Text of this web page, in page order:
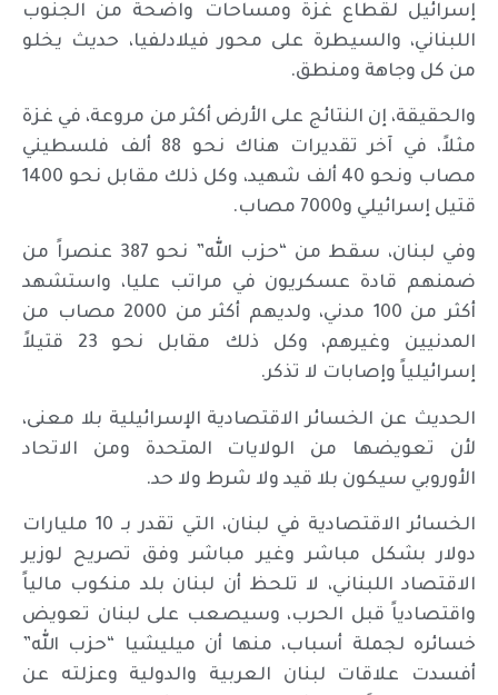
إسرائيل لقطاع غزة ومساحات واضحة من الجنوب
اللبناني، والسيطرة على محور فيلادلفيا، حديث يخلو
من كل وجاهة ومنطق.
والحقيقة، إن النتائج على الأرض أكثر من مروعة، في غزة
مثلاً، في آخر تقديرات هناك نحو 88 ألف فلسطيني
مصاب ونحو 40 ألف شهيد، وكل ذلك مقابل نحو 1400
قتيل إسرائيلي و7000 مصاب.
وفي لبنان، سقط من “حزب الله” نحو 387 عنصراً من
ضمنهم قادة عسكريون في مراتب عليا، واستشهد
أكثر من 100 مدني، ولديهم أكثر من 2000 مصاب من
المدنيين وغيرهم، وكل ذلك مقابل نحو 23 قتيلاً
إسرائيلياً وإصابات لا تذكر.
الحديث عن الخسائر الاقتصادية الإسرائيلية بلا معنى،
لأن تعويضها من الولايات المتحدة ومن الاتحاد
الأوروبي سيكون بلا قيد ولا شرط ولا حد.
الخسائر الاقتصادية في لبنان، التي تقدر بـ 10 مليارات
دولار بشكل مباشر وغير مباشر وفق تصريح لوزير
الاقتصاد اللبناني، لا تلحظ أن لبنان بلد منكوب مالياً
واقتصادياً قبل الحرب، وسيصعب على لبنان تعويض
خسائره لجملة أسباب، منها أن ميليشيا “حزب الله”
أفسدت علاقات لبنان العربية والدولية وعزلته عن